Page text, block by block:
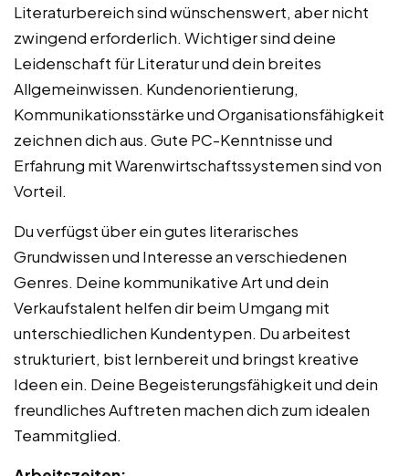
Literaturbereich sind wünschenswert, aber nicht
zwingend erforderlich. Wichtiger sind deine
Leidenschaft für Literatur und dein breites
Allgemeinwissen. Kundenorientierung,
Kommunikationsstärke und Organisationsfähigkeit
zeichnen dich aus. Gute PC-Kenntnisse und
Erfahrung mit Warenwirtschaftssystemen sind von
Vorteil.
Du verfügst über ein gutes literarisches
Grundwissen und Interesse an verschiedenen
Genres. Deine kommunikative Art und dein
Verkaufstalent helfen dir beim Umgang mit
unterschiedlichen Kundentypen. Du arbeitest
strukturiert, bist lernbereit und bringst kreative
Ideen ein. Deine Begeisterungsfähigkeit und dein
freundliches Auftreten machen dich zum idealen
Teammitglied.